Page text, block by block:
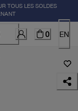
TOUS LES SOLDES
0 EN